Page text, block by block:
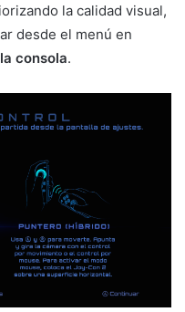
la calidad visual,
desde el menú en
consola.